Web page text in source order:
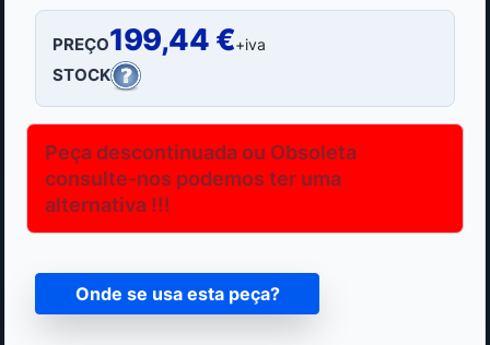
PREÇO199,44 €+iva
STOCK
Peça descontinuada ou Obsoleta
consulte-nos podemos ter uma
alternativa !!!
Onde se usa esta peça?